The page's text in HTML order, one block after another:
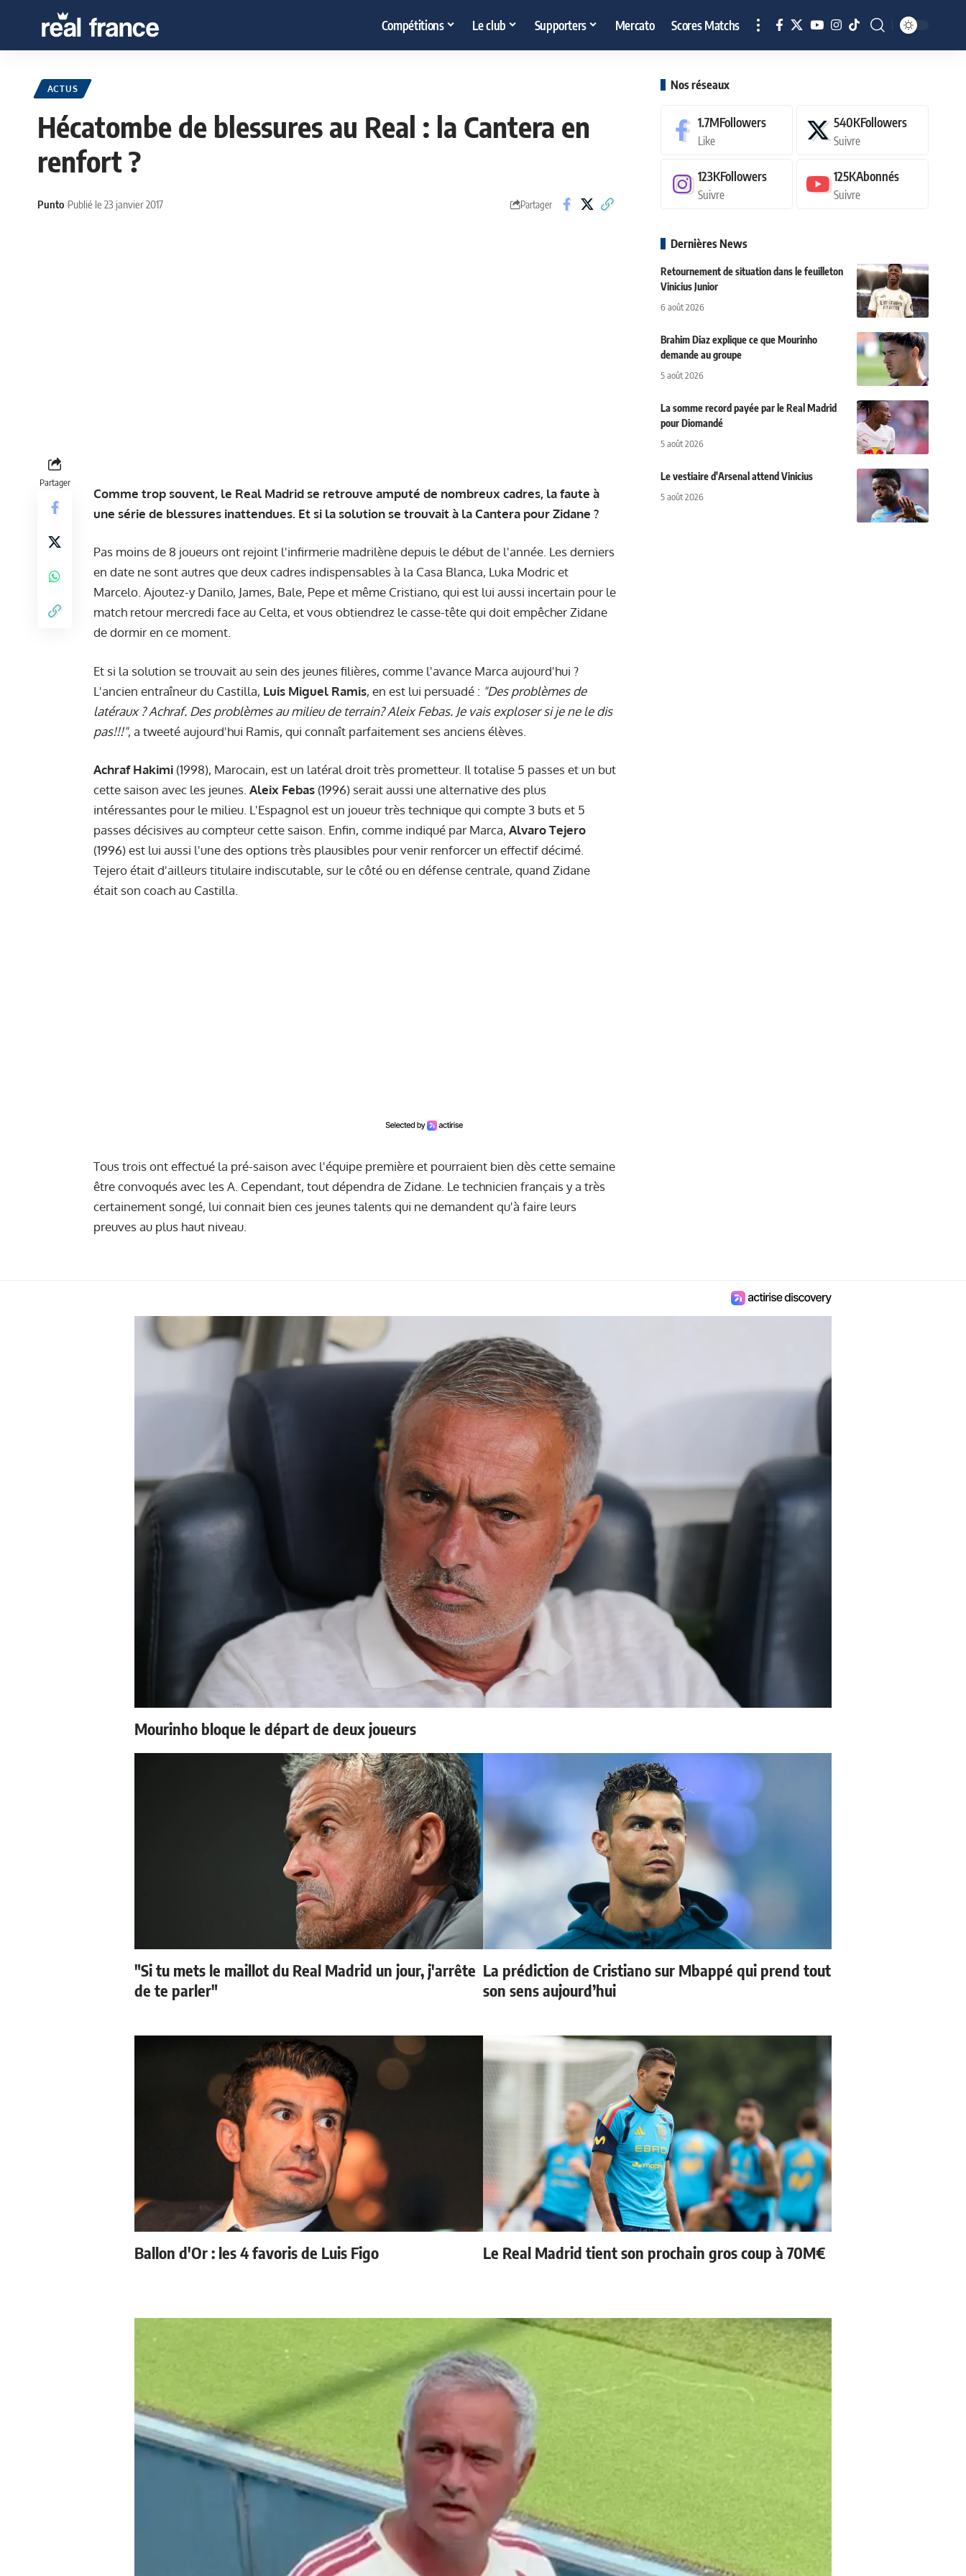
Compétitions Le club Supporters Mercato Scores Matchs
ACTUS
Hécatombe de blessures au Real : la Cantera en
renfort ?
Punto Publié le 23 janvier 2017 Partager
Partager
Comme trop souvent, le Real Madrid se retrouve amputé de nombreux cadres, la faute à
une série de blessures inattendues. Et si la solution se trouvait à la Cantera pour Zidane ?
Pas moins de 8 joueurs ont rejoint l'infirmerie madrilène depuis le début de l'année. Les derniers
en date ne sont autres que deux cadres indispensables à la Casa Blanca, Luka Modric et
Marcelo. Ajoutez-y Danilo, James, Bale, Pepe et même Cristiano, qui est lui aussi incertain pour le
match retour mercredi face au Celta, et vous obtiendrez le casse-tête qui doit empêcher Zidane
de dormir en ce moment.
Et si la solution se trouvait au sein des jeunes filières, comme l'avance Marca aujourd'hui ?
L'ancien entraîneur du Castilla, Luis Miguel Ramis, en est lui persuadé : "Des problèmes de
latéraux ? Achraf. Des problèmes au milieu de terrain? Aleix Febas. Je vais exploser si je ne le dis
pas!!!", a tweeté aujourd'hui Ramis, qui connaît parfaitement ses anciens élèves.
Achraf Hakimi (1998), Marocain, est un latéral droit très prometteur. Il totalise 5 passes et un but
cette saison avec les jeunes. Aleix Febas (1996) serait aussi une alternative des plus
intéressantes pour le milieu. L'Espagnol est un joueur très technique qui compte 3 buts et 5
passes décisives au compteur cette saison. Enfin, comme indiqué par Marca, Alvaro Tejero
(1996) est lui aussi l'une des options très plausibles pour venir renforcer un effectif décimé.
Tejero était d'ailleurs titulaire indiscutable, sur le côté ou en défense centrale, quand Zidane
était son coach au Castilla.
Tous trois ont effectué la pré-saison avec l'équipe première et pourraient bien dès cette semaine
être convoqués avec les A. Cependant, tout dépendra de Zidane. Le technicien français y a très
certainement songé, lui connait bien ces jeunes talents qui ne demandent qu'à faire leurs
preuves au plus haut niveau.
Nos réseaux
1.7MFollowers
Like
540KFollowers
Suivre
123KFollowers
Suivre
125KAbonnés
Suivre
Dernières News
Retournement de situation dans le feuilleton
Vinicius Junior
6 août 2026
Brahim Diaz explique ce que Mourinho
demande au groupe
5 août 2026
La somme record payée par le Real Madrid
pour Diomandé
5 août 2026
Le vestiaire d'Arsenal attend Vinicius
5 août 2026
Mourinho bloque le départ de deux joueurs
"Si tu mets le maillot du Real Madrid un jour, j'arrête
de te parler"
La prédiction de Cristiano sur Mbappé qui prend tout
son sens aujourd’hui
Ballon d'Or : les 4 favoris de Luis Figo Le Real Madrid tient son prochain gros coup à 70M€